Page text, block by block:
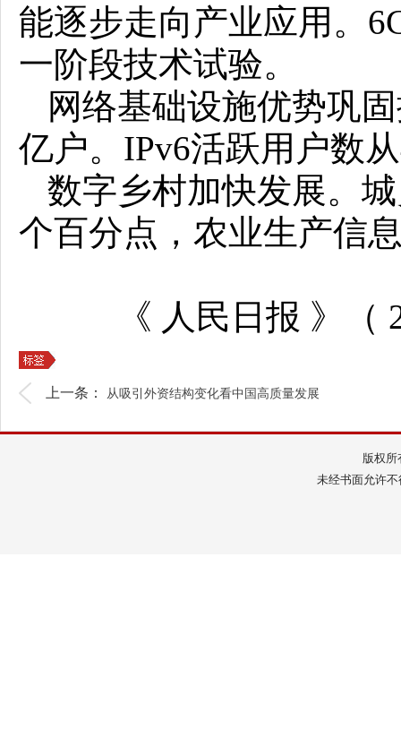
能逐步走向产业应用。
一阶段技术试验。
网络基础设施优势巩
亿户。IPv6活跃用户数
数字乡村加快发展。
个百分点，农业生产信
《 人民日报 》（
上一条： 从吸引外资结构变化看中国高质量发展
版权
未经书面允许